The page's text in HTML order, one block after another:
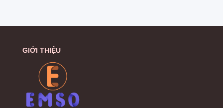
GIỚI THIỆU